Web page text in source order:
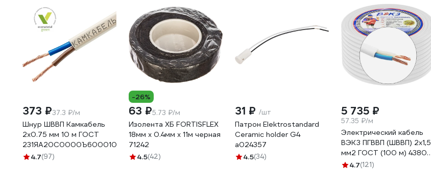
373 ₽37.3 ₽/м
Шнур ШВВП Камкабель
2x0.75 мм 10 м ГОСТ
231ЯA20C0000Ъ600010М
4.7(97)
-26%
63 ₽5.73 ₽/м
Изолента ХБ FORTISFLEX
18мм х 0.4мм х 11м черная
71242
4.5(42)
31 ₽ /шт
Патрон Elektrostandard
Ceramic holder G4
a024357
4.5(34)
5 735 ₽
57.35 ₽/м
Электрический кабель
ВЭКЗ ПГВВП (ШВВП) 2x1,5
мм2 ГОСТ (100 м) 43805
VEKZ00037
4.7(121)